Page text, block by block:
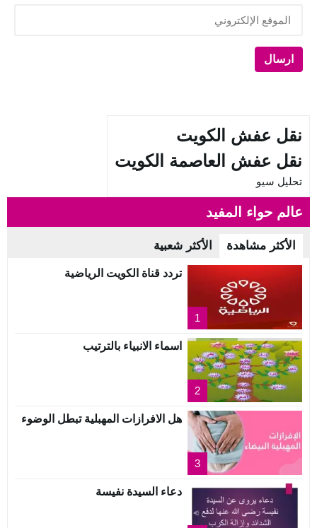
نقل عفش الكويت
نقل عفش العاصمة الكويت
تحليل سيو
عالم حواء المفيد
الأكثر مشاهدة الأكثر شعبية
1
تردد قناة الكويت الرياضية
2
اسماء الانبياء بالترتيب
3
هل الافرازات المهبلية تبطل الوضوء
دعاء السيدة نفيسة